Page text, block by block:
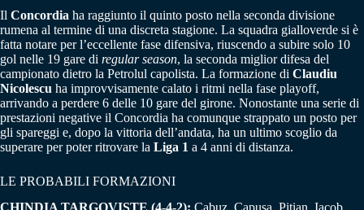
Il Concordia ha raggiunto il quinto posto nella seconda divisione
rumena al termine di una discreta stagione. La squadra gialloverde si è
fatta notare per l’eccellente fase difensiva, riuscendo a subire solo 10
gol nelle 19 gare di regular season, la seconda miglior difesa del
campionato dietro la Petrolul capolista. La formazione di Claudiu
Nicolescu ha improvvisamente calato i ritmi nella fase playoff,
arrivando a perdere 6 delle 10 gare del girone. Nonostante una serie di
prestazioni negative il Concordia ha comunque strappato un posto per
gli spareggi e, dopo la vittoria dell’andata, ha un ultimo scoglio da
superare per poter ritrovare la Liga 1 a 4 anni di distanza.
LE PROBABILI FORMAZIONI